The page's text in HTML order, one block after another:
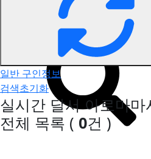
달서 아로마마사지 구인정보
일반 구인정보
검색초기화
실시간 달서 아로마
전체 목록 ( 0건 )